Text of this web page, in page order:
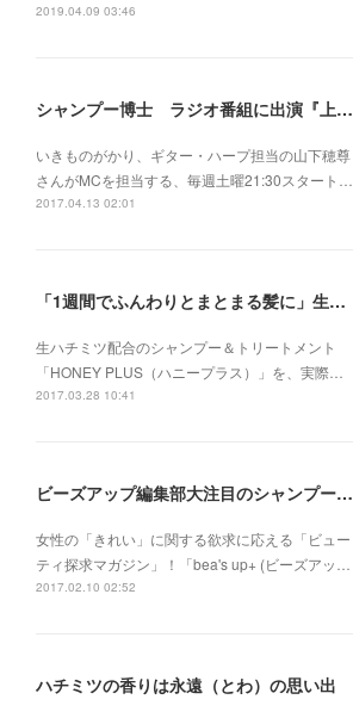
2019.04.09 03:46
シャンプー博士 ラジオ番組に出演『上手投げ！！！ラジオ』【メディア掲載】
いきものがかり、ギター・ハープ担当の山下穂尊
さんがMCを担当する、毎週土曜21:30スタート…
2017.04.13 02:01
「1週間でふんわりとまとまる髪に」生ハチミツ＋αの効果とは ハニープラス体験座談会【後編】
生ハチミツ配合のシャンプー＆トリートメント
「HONEY PLUS（ハニープラス）」を、実際…
2017.03.28 10:41
ビーズアップ編集部大注目のシャンプー＆トリートメント【メディア掲載】
女性の「きれい」に関する欲求に応える「ビュー
ティ探求マガジン」！「bea's up+ (ビーズアッ…
2017.02.10 02:52
ハチミツの香りは永遠（とわ）の思い出